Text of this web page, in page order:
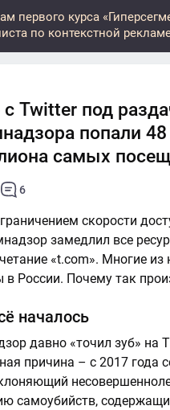
первого курса
по контекстной
с Twitter под
попали
самых
6
скорости
замедлил все
«t.com». Многие из
в России. Почему так
началось
давно «точил зуб» на
причина – с 2017 года
самоубийств,